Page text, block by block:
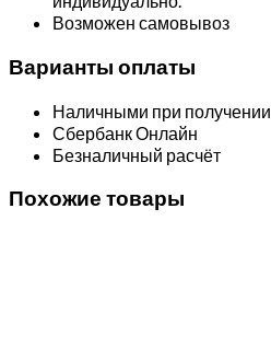
Возможен самовывоз
Варианты оплаты
Наличными при получении
Сбербанк Онлайн
Безналичный расчёт
Похожие товары